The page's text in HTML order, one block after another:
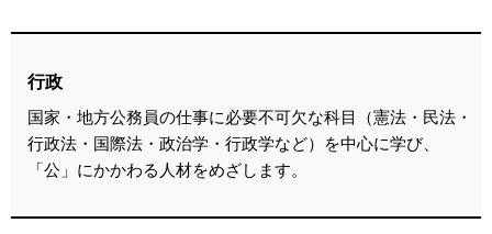
行政
国家・地方公務員の仕事に必要不可欠な科目（憲法・民法・
行政法・国際法・政治学・行政学など）を中心に学び、
「公」にかかわる人材をめざします。